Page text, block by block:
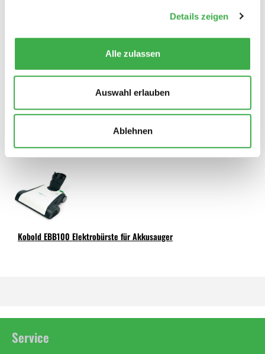
Details zeigen
Alle zulassen
Auswahl erlauben
Ablehnen
Teleskoprohr für alle Vorwerk Modelle mit
Ovalanschluss
Kobold EBB100 Elektrobürste für Akkusauger
Service